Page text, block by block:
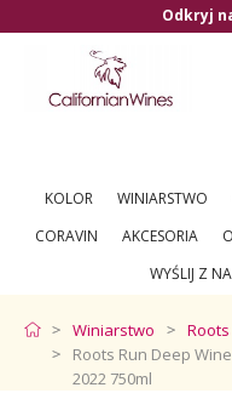
KOLOR WINIARSTWO
CORAVIN
AKCESORIA
WYŚLIJ Z
Winiarstwo
Roots Run Deep
2022 750ml